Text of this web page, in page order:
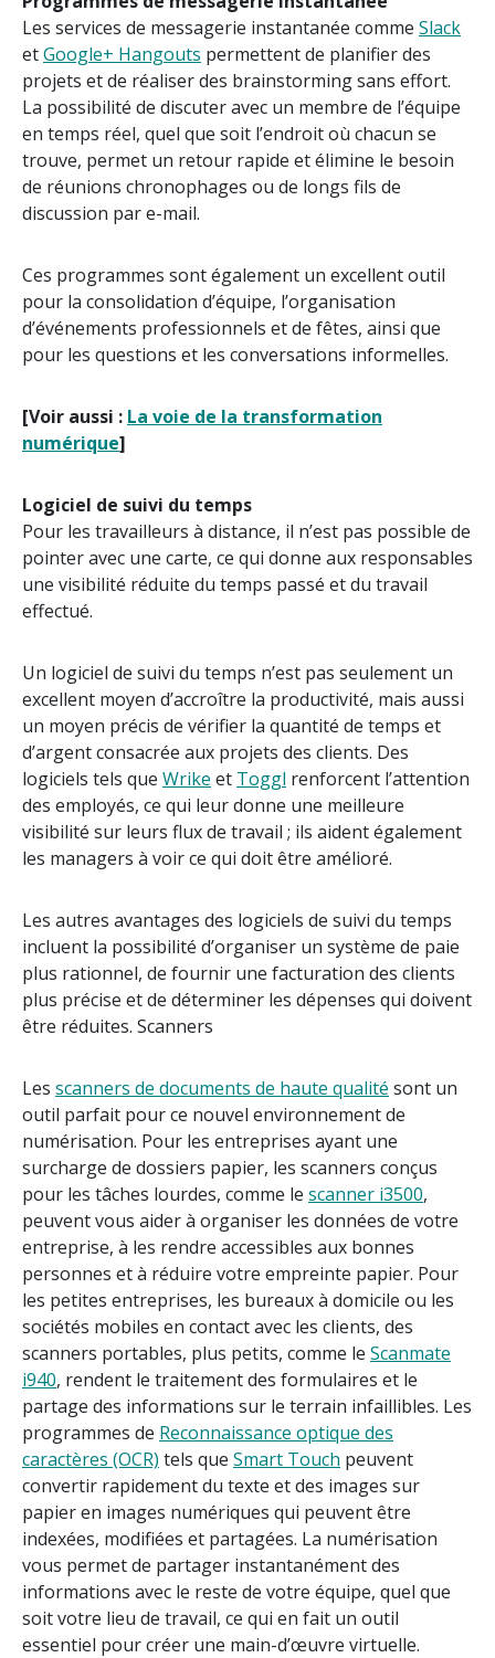
Les services de messagerie instantanée comme Slack
etGoogle+ Hangouts permettent de planifier des
projets et de réaliser des brainstorming sans effort.
La possibilité de discuter avec un membre de l’équipe
en temps réel, quel que soit l’endroit où chacun se
trouve, permet un retour rapide et élimine le besoin
de réunions chronophages ou de longs fils de
discussion par e-mail.
Ces programmes sont également un excellent outil
pour la consolidation d’équipe, l’organisation
d’événements professionnels et de fêtes, ainsi que
pour les questions et les conversations informelles.
[Voir aussi : La voie de la transformation
numérique]
Logiciel de suivi du temps
Pour les travailleurs à distance, il n’est pas possible de
pointer avec une carte, ce qui donne aux responsables
une visibilité réduite du temps passé et du travail
effectué.
Un logiciel de suivi du temps n’est pas seulement un
excellent moyen d’accroître la productivité, mais aussi
un moyen précis de vérifier la quantité de temps et
d’argent consacrée aux projets des clients. Des
logiciels tels que Wrike et Toggl renforcent l’attention
des employés, ce qui leur donne une meilleure
visibilité sur leurs flux de travail ; ils aident également
les managers à voir ce qui doit être amélioré.
Les autres avantages des logiciels de suivi du temps
incluent la possibilité d’organiser un système de paie
plus rationnel, de fournir une facturation des clients
plus précise et de déterminer les dépenses qui doivent
être réduites. Scanners
Les scanners de documents de haute qualité sont un
outil parfait pour ce nouvel environnement de
numérisation. Pour les entreprises ayant une
surcharge de dossiers papier, les scanners conçus
pour les tâches lourdes, comme le scanner i3500,
peuvent vous aider à organiser les données de votre
entreprise, à les rendre accessibles aux bonnes
personnes et à réduire votre empreinte papier. Pour
les petites entreprises, les bureaux à domicile ou les
sociétés mobiles en contact avec les clients, des
scanners portables, plus petits, comme le Scanmate
i940, rendent le traitement des formulaires et le
partage des informations sur le terrain infaillibles. Les
programmes de Reconnaissance optique des
caractères (OCR) tels que Smart Touch peuvent
convertir rapidement du texte et des images sur
papier en images numériques qui peuvent être
indexées, modifiées et partagées. La numérisation
vous permet de partager instantanément des
informations avec le reste de votre équipe, quel que
soit votre lieu de travail, ce qui en fait un outil
essentiel pour créer une main-d’œuvre virtuelle.